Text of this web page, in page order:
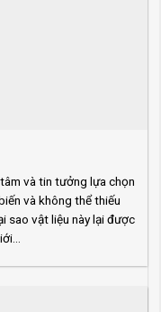
và tin tưởng lựa chọn
và không thể thiếu
sao vật liệu này lại được